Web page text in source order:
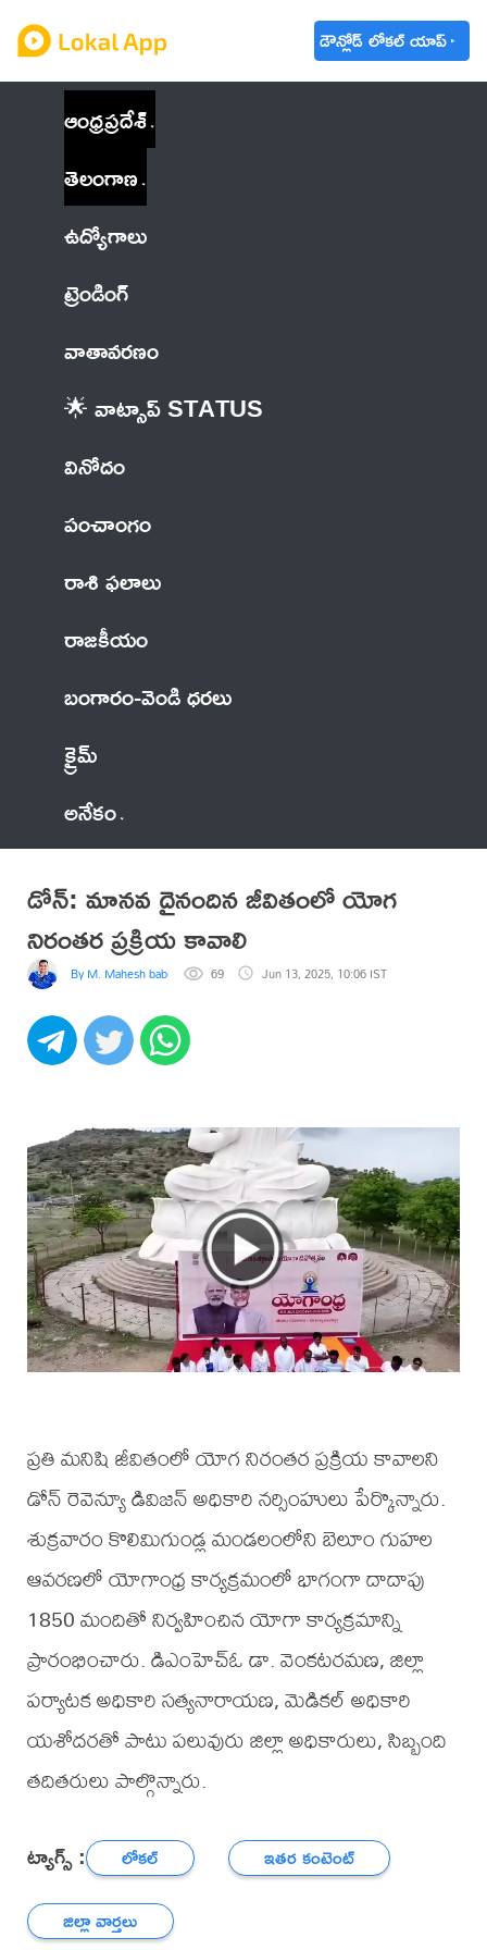
డౌన్లోడ్ లోకల్ యాప్
ఆంధ్రప్రదేశ్
తెలంగాణ
ఉద్యోగాలు
ట్రెండింగ్
వాతావరణం
🌟 వాట్సాప్ STATUS
వినోదం
పంచాంగం
రాశి ఫలాలు
రాజకీయం
బంగారం-వెండి ధరలు
క్రైమ్
అనేకం
డోన్: మానవ దైనందిన జీవితంలో యోగ
నిరంతర ప్రక్రియ కావాలి
By M. Mahesh babu 69 Jun 13, 2025, 10:06 IST
ప్రతి మనిషి జీవితంలో యోగ నిరంతర ప్రక్రియ కావాలని
డోన్ రెవెన్యూ డివిజన్ అధికారి నర్సింహులు పేర్కొన్నారు.
శుక్రవారం కొలిమిగుండ్ల మండలంలోని బెలూం గుహల
ఆవరణలో యోగాంధ్ర కార్యక్రమంలో భాగంగా దాదాపు
1850 మందితో నిర్వహించిన యోగా కార్యక్రమాన్ని
ప్రారంభించారు. డిఎంహెచ్ఓ డా. వెంకటరమణ, జిల్లా
పర్యాటక అధికారి సత్యనారాయణ, మెడికల్ అధికారి
యశోదరతో పాటు పలువురు జిల్లా అధికారులు, సిబ్బంది
తదితరులు పాల్గొన్నారు.
ట్యాగ్స్ : లోకల్
ఇతర కంటెంట్
జిల్లా వార్తలు